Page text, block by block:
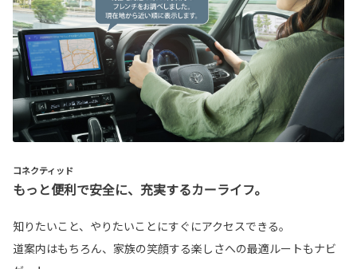
コネクティッド
もっと便利で安全に、充実するカーライフ。
知りたいこと、やりたいことにすぐにアクセスできる。
道案内はもちろん、家族の笑顔する楽しさへの最適ルートもナビ